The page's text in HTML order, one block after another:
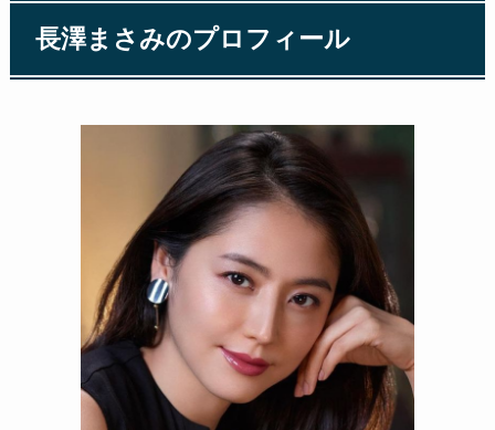
長澤まさみのプロフィール